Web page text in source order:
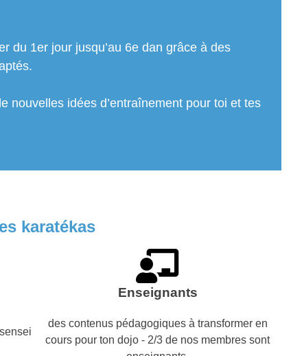
du 1er jour jusqu’au 6e dan grâce à des
nouvelles idées d’entraînement pour toi et tes
karatékas
Enseignants
des contenus pédagogiques à transformer en
cours pour ton dojo - 2/3 de nos membres sont